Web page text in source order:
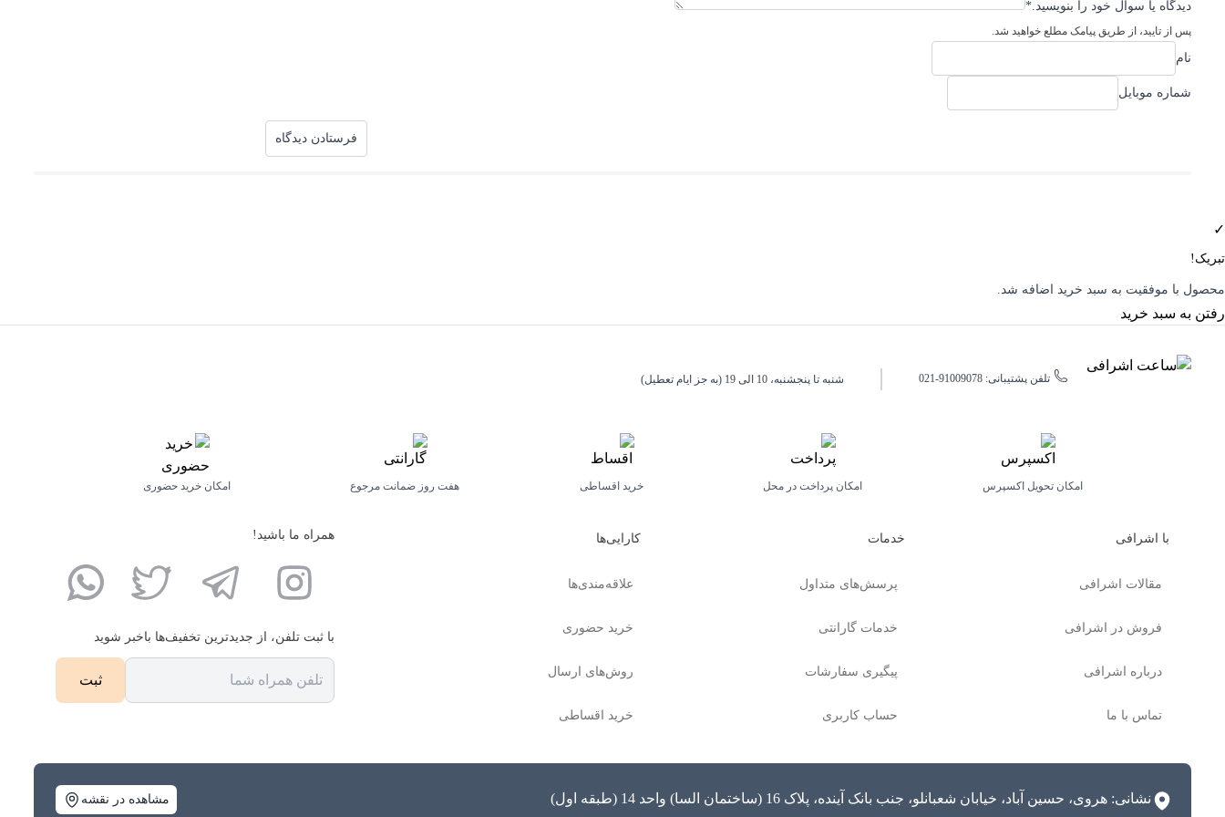
دیدگاه یا سوال خود را بنویسید.*
پس از تایید، از طریق پیامک مطلع خواهید شد.
نام
شماره موبایل
✓
تبریک!
محصول با موفقیت به سبد خرید اضافه شد.
رفتن به سبد خرید
تلفن پشتیبانی: 91009078-021 شنبه تا پنجشنبه، 10 الی 19 (به جز ایام تعطیل)
امکان تحویل اکسپرس امکان پرداخت در محل خرید اقساطی هفت روز ضمانت مرجوع امکان خرید حضوری
با اشرافی
مقالات اشرافی
فروش در اشرافی
درباره اشرافی
تماس با ما
خدمات
پرسش‌های متداول
خدمات گارانتی
پیگیری سفارشات
حساب کاربری
کارایی‌ها
علاقه‌مندی‌ها
خرید حضوری
روش‌های ارسال
خرید اقساطی
همراه ما باشید!
با ثبت تلفن، از جدید‌ترین تخفیف‌ها با‌خبر شوید
نشانی: هروی، حسین آباد، خیابان شعبانلو، جنب بانک آینده، پلاک 16 (ساختمان السا) واحد 14 (طبقه اول) مشاهده در نقشه